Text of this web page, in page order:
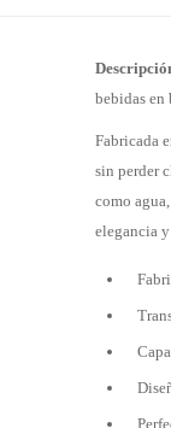
bebidas en
Fabricada
sin perder
como
elegancia